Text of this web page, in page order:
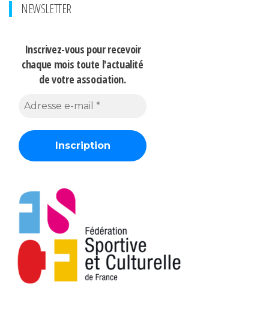
NEWSLETTER
Inscrivez-vous pour recevoir
chaque mois toute l'actualité
de votre association.